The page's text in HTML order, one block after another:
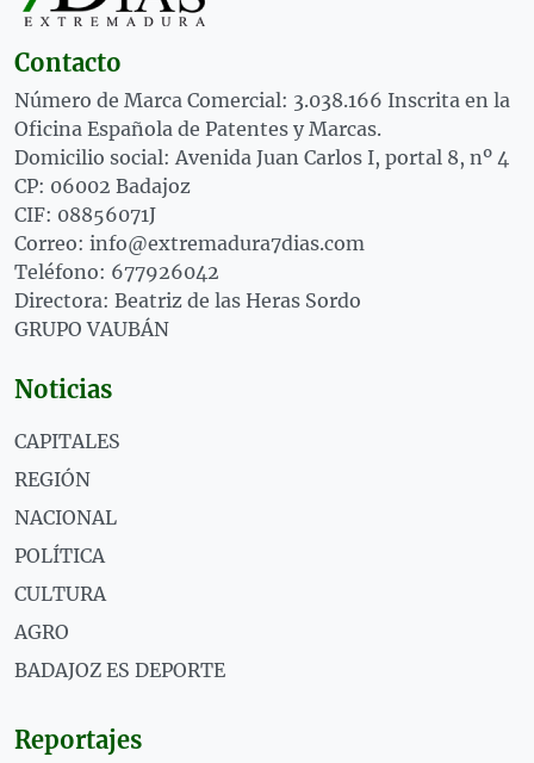
Contacto
Número de Marca Comercial: 3.038.166 Inscrita en la
Oficina Española de Patentes y Marcas.
Domicilio social: Avenida Juan Carlos I, portal 8, nº 4
CP: 06002 Badajoz
CIF: 08856071J
Correo: info@extremadura7dias.com
Teléfono: 677926042
Directora: Beatriz de las Heras Sordo
GRUPO VAUBÁN
Noticias
CAPITALES
REGIÓN
NACIONAL
POLÍTICA
CULTURA
AGRO
BADAJOZ ES DEPORTE
Reportajes